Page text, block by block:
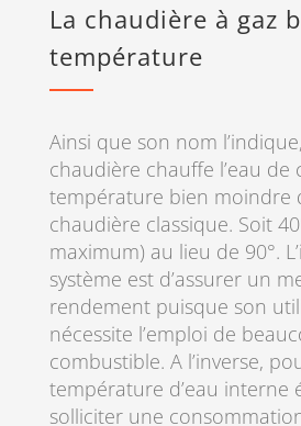
La chaudière à gaz
température
Ainsi que son nom
chaudière chauffe l’eau de
température bien moindre
chaudière classique. Soit
maximum) au lieu de 90°.
système est d’assurer un
rendement puisque son
nécessite l’emploi de
combustible. A l’inverse,
température d’eau interne
solliciter une